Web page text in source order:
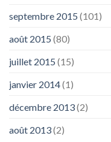
septembre 2015 (101)
août 2015 (80)
juillet 2015 (15)
janvier 2014(1)
décembre 2013(2)
août 2013(2)